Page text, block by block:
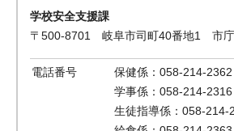
学校安全支援課
〒500-8701 岐阜市司町40番地1 市
電話番号
保健係：058-214-2362
学事係：058-214-2316
生徒指導係：058-214-